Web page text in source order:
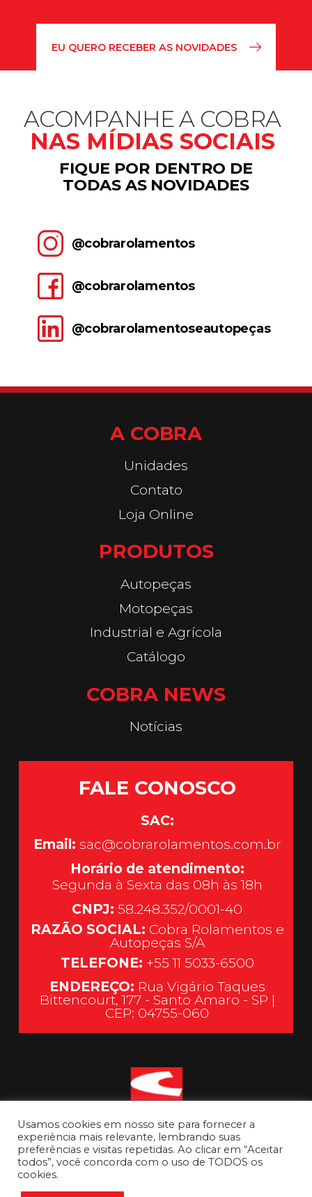
ACOMPANHE A COBRA
NAS MÍDIAS SOCIAIS
FIQUE POR DENTRO DE
TODAS AS NOVIDADES
@cobrarolamentos
@cobrarolamentos
@cobrarolamentoseautopeças
A COBRA
Unidades
Contato
Loja Online
PRODUTOS
Autopeças
Motopeças
Industrial e Agrícola
Catálogo
COBRA NEWS
Notícias
FALE CONOSCO
SAC:
Email: sac@cobrarolamentos.com.br
Horário de atendimento:
Segunda à Sexta das 08h às 18h
CNPJ: 58.248.352/0001-40
RAZÃO SOCIAL: Cobra Rolamentos e
Autopeças S/A
TELEFONE: +55 11 5033-6500
ENDEREÇO: Rua Vigário Taques
Bittencourt, 177 - Santo Amaro - SP |
CEP: 04755-060
Usamos cookies em nosso site para fornecer a
experiência mais relevante, lembrando suas
preferências e visitas repetidas. Ao clicar em “Aceitar
todos”, você concorda com o uso de TODOS os
cookies.